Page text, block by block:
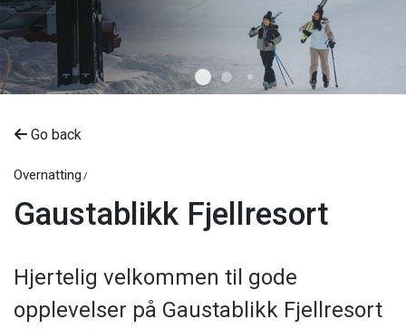
Go back
Overnatting
Gaustablikk Fjellresort
Hjertelig velkommen til gode
opplevelser på Gaustablikk Fjellresort